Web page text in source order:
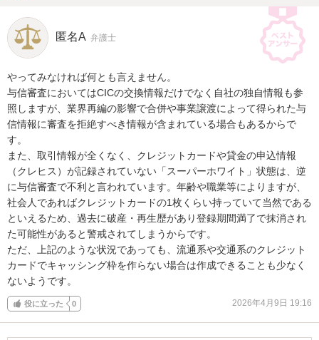
匿名A 弁護士
やってみなければ何とも言えません。
与信審査においてはCICの交換情報だけでなく自社の独自情報も参
照しますが、業界再編の影響で合併や事業譲渡によって得られた与
信情報に審査を拒絶すべき情報が含まれている場合もあるからで
す。
また、取引情報が全くなく、クレジットカードや貸金の申込情報
（クレヒス）が記録されていない「スーパーホワイト」状態は、逆
に与信審査で不利と言われています。年齢や職業等によりますが、
社会人であればクレジットカードの1枚くらい持っていて当然である
といえるため、過去に破産・再生歴があり登録期間満了で抹消され
た可能性があると警戒されてしまうからです。
ただ、上記のような状況であっても、流通系や交通系のクレジット
カードでキャッシング枠を作らない場合は作成できることも少なく
ないようです。
役に立った 0 2026年4月9日 19:16